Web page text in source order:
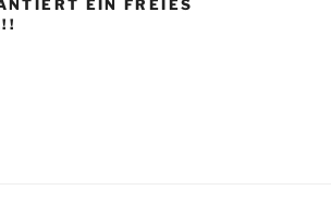
EIN FREIES